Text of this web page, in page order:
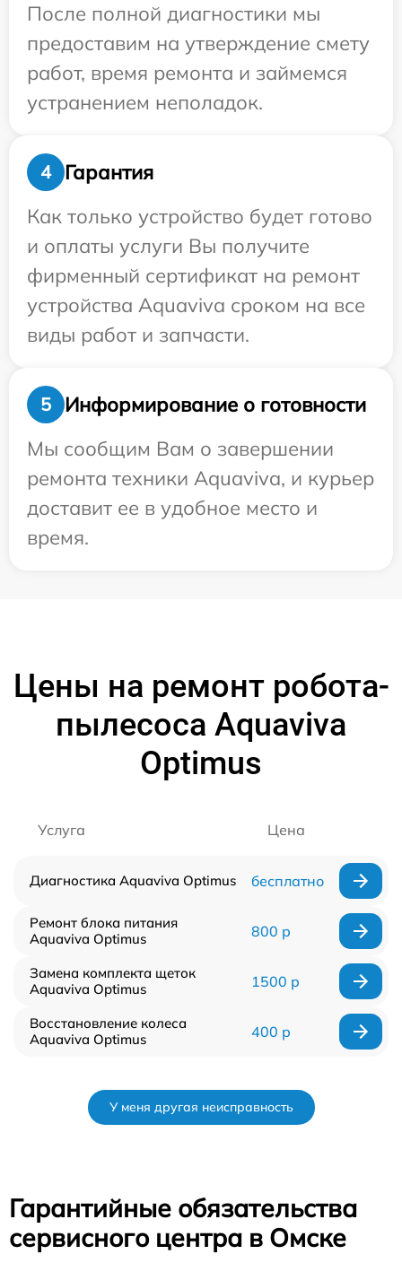
После полной диагностики мы
предоставим на утверждение смету
работ, время ремонта и займемся
устранением неполадок.
4
Гарантия
Как только устройство будет готово
и оплаты услуги Вы получите
фирменный сертификат на ремонт
устройства Aquaviva сроком на все
виды работ и запчасти.
5
Информирование о готовности
Мы сообщим Вам о завершении
ремонта техники Aquaviva, и курьер
доставит ее в удобное место и
время.
Цены на ремонт робота-
пылесоса Aquaviva
Optimus
Услуга Цена
Диагностика Aquaviva Optimus бесплатно
Ремонт блока питания
Aquaviva Optimus
800 р
Замена комплекта щеток
Aquaviva Optimus
1500 р
Восстановление колеса
Aquaviva Optimus
400 р
У меня другая неисправность
Гарантийные обязательства
сервисного центра в Омске